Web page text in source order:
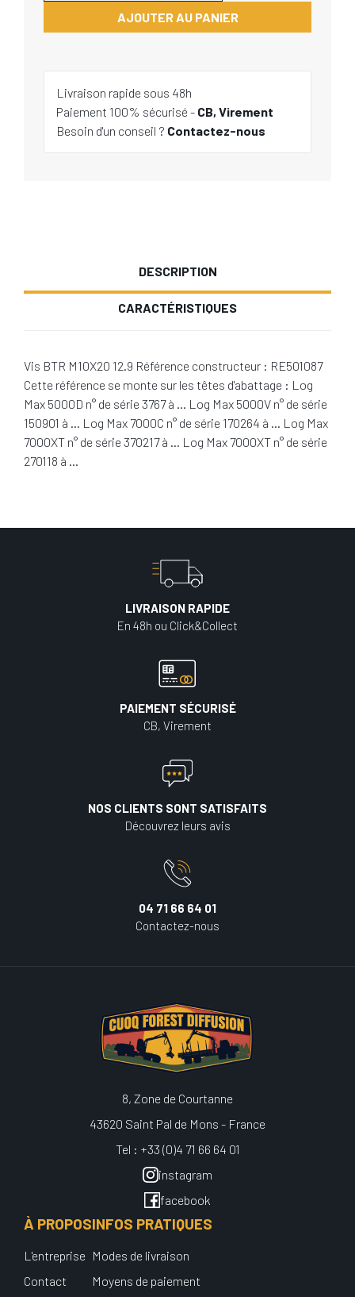
AJOUTER AU PANIER
Livraison rapide sous 48h
Paiement 100% sécurisé - CB, Virement
Besoin d'un conseil ? Contactez-nous
DESCRIPTION
CARACTÉRISTIQUES
Vis BTR M10X20 12.9 Référence constructeur : RE501087
Cette référence se monte sur les têtes d'abattage : Log
Max 5000D n° de série 3767 à … Log Max 5000V n° de série
150901 à … Log Max 7000C n° de série 170264 à … Log Max
7000XT n° de série 370217 à … Log Max 7000XT n° de série
270118 à …
LIVRAISON RAPIDE
En 48h ou Click&Collect
PAIEMENT SÉCURISÉ
CB, Virement
NOS CLIENTS SONT SATISFAITS
Découvrez leurs avis
04 71 66 64 01
Contactez-nous
8, Zone de Courtanne
43620 Saint Pal de Mons - France
Tel : +33 (0)4 71 66 64 01
instagram
facebook
À PROPOS
L'entreprise
Contact
INFOS PRATIQUES
Modes de livraison
Moyens de paiement